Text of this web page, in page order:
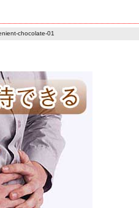
chocolate-01